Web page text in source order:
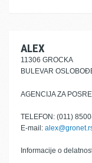
ALEX
11306 GROCKA
BULEVAR
AGENCIJA ZA
TELEFON: (011)
E-mail:
Informacije o